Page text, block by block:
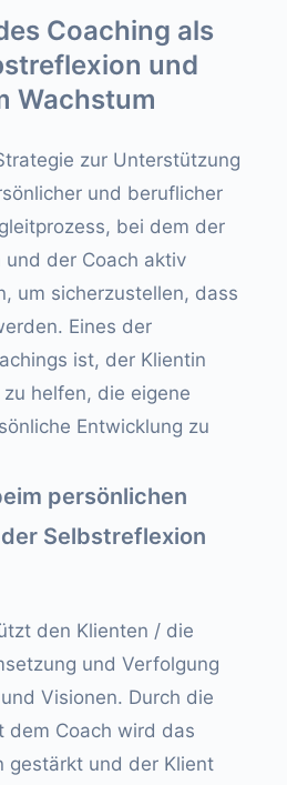
Coaching als
und
Wachstum
zur Unterstützung
und beruflicher
bei dem der
der Coach aktiv
um sicherzustellen, dass
Eines der
ist, der Klientin
helfen, die eigene
Entwicklung zu
persönlichen
Selbstreflexion
den Klienten / die
und Verfolgung
Visionen. Durch die
dem Coach wird das
gestärkt und der Klient